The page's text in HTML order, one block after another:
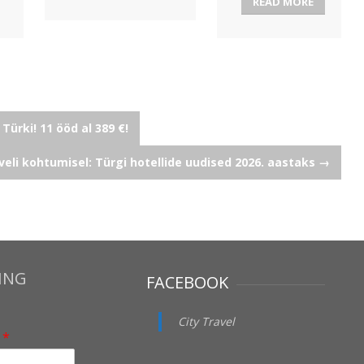
11 ööd al 389 €!
kohtumisel: Türgi hotellide uudised 2026. aastaks →
*
FACEBOOK
City Travel